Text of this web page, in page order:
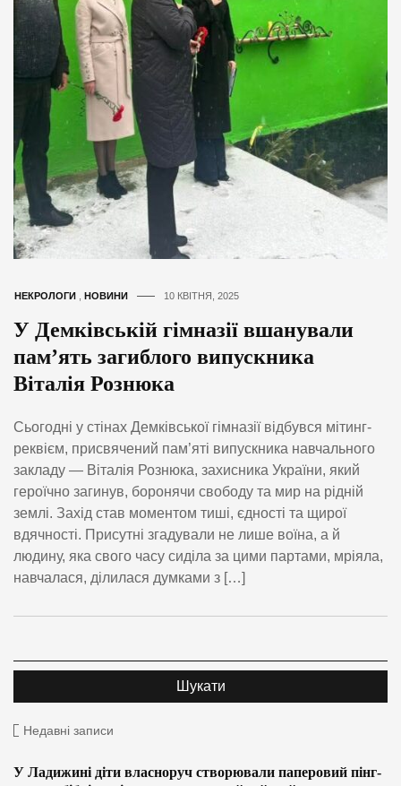
НЕКРОЛОГИ НОВИНИ 10 КВІТНЯ, 2025
У Демківській гімназії вшанували
пам’ять загиблого випускника
Віталія Рознюка
Сьогодні у стінах Демківської гімназії відбувся мітинг-
реквієм, присвячений пам’яті випускника навчального
закладу — Віталія Рознюка, захисника України, який
героїчно загинув, боронячи свободу та мир на рідній
землі. Захід став моментом тиші, єдності та щирої
вдячності. Присутні згадували не лише воїна, а й
людину, яка свого часу сиділа за цими партами, мріяла,
навчалася, ділилася думками з […]
Недавні записи
У Ладижині діти власноруч створювали паперовий пінг-